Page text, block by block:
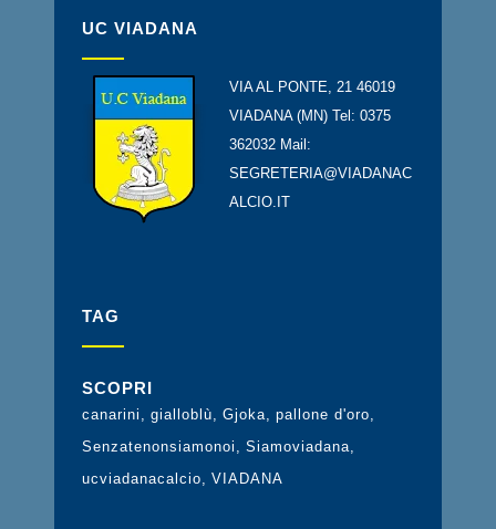
UC VIADANA
VIA AL PONTE, 21 46019
VIADANA (MN) Tel: 0375
362032 Mail:
SEGRETERIA@VIADANAC
ALCIO.IT
TAG
SCOPRI
canarini gialloblù Gjoka pallone d'oro
Senzatenonsiamonoi
Siamoviadana
ucviadanacalcio
VIADANA